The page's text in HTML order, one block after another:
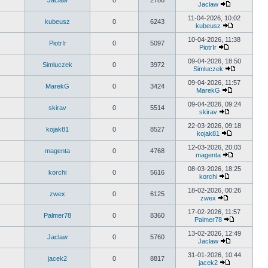
Jaclaw
Wyświetl
najnowszy
post
kubeusz 0 6243
11-04-2026, 10:02
kubeusz
Wyświetl
najnowszy
PiotrIr 0 5097
10-04-2026, 11:38
PiotrIr
Wyświetl
najnowszy
post
Simluczek 0 3972
09-04-2026, 18:50
Simluczek
Wyświetl
najnowszy
MarekG 0 3424
09-04-2026, 11:57
MarekG
Wyświetl
najnowszy
skirav 0 5514
09-04-2026, 09:24
skirav
Wyświetl
najnowszy
post
kojak81 0 8527
22-03-2026, 09:18
kojak81
Wyświetl
najnowszy
post
magenta 0 4768
12-03-2026, 20:03
magenta
Wyświetl
najnowszy
korchi 0 5616
08-03-2026, 18:25
korchi
Wyświetl
najnowszy
zwex 0 6125
18-02-2026, 00:26
zwex
Wyświetl
najnowszy
post
Palmer78 0 8360
17-02-2026, 11:57
Palmer78
Wyświetl
najnowszy
Jaclaw 0 5760
13-02-2026, 12:49
Jaclaw
Wyświetl
najnowszy
jacek2 0 8817
31-01-2026, 10:44
jacek2